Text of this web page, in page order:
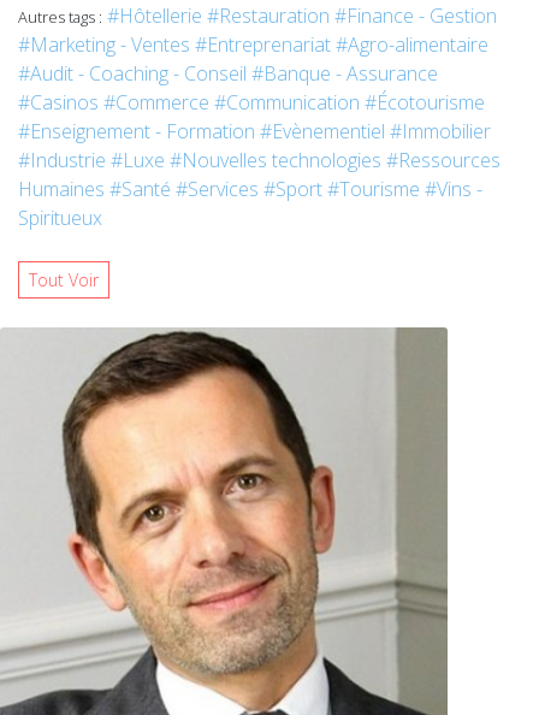
Autres tags : #Hôtellerie #Restauration #Finance - Gestion
#Marketing - Ventes #Entreprenariat#Agro-alimentaire
#Audit - Coaching - Conseil #Banque - Assurance
#Casinos #Commerce #Communication #Écotourisme
#Enseignement - Formation #Evènementiel #Immobilier
#Industrie #Luxe #Nouvelles technologies #Ressources
Humaines #Santé #Services #Sport#Tourisme #Vins -
Spiritueux
Tout Voir